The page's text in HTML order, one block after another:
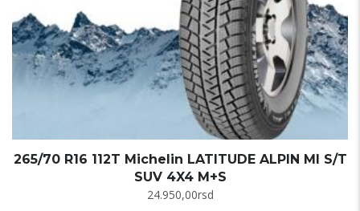
265/70 R16 112T Michelin LATITUDE ALPIN MI S/T
SUV 4X4 M+S
24.950,00rsd